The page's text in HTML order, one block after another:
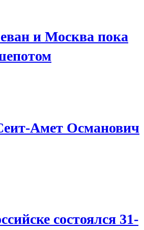
и Москва пока
Амет Османович
состоялся 31-